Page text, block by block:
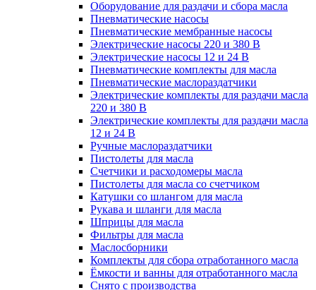
Оборудование для раздачи и сбора масла
Пневматические насосы
Пневматические мембранные насосы
Электрические насосы 220 и 380 В
Электрические насосы 12 и 24 В
Пневматические комплекты для масла
Пневматические маслораздатчики
Электрические комплекты для раздачи масла
220 и 380 В
Электрические комплекты для раздачи масла
12 и 24 В
Ручные маслораздатчики
Пистолеты для масла
Счетчики и расходомеры масла
Пистолеты для масла со счетчиком
Катушки со шлангом для масла
Рукава и шланги для масла
Шприцы для масла
Фильтры для масла
Маслосборники
Комплекты для сбора отработанного масла
Ёмкости и ванны для отработанного масла
Снято с производства